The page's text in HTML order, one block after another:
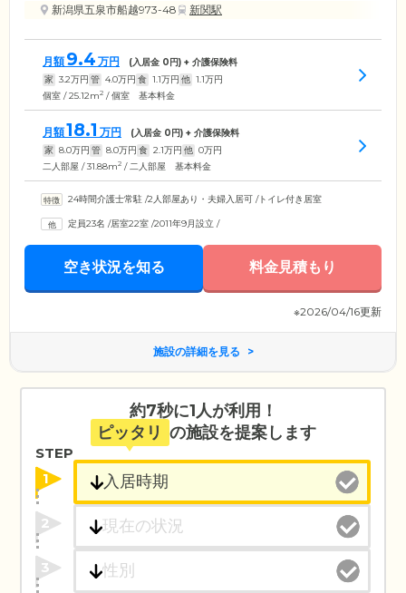
新潟県五泉市船越973-48
新関駅
月額 9.4 万円 (入居金 0円) + 介護保険料
家 3.2万円 管 4.0万円 食 1.1万円 他 1.1万円
個室 / 25.12m2 / 個室 基本料金
月額18.1 万円 (入居金 0円) + 介護保険料
家 8.0万円 管 8.0万円 食 2.1万円 他 0万円
二人部屋 / 31.88m2 / 二人部屋 基本料金
24時間介護士常駐 /2人部屋あり・夫婦入居可 /トイレ付き居室
定員23名 /居室22室 /2011年9月設立 /
空き状況を知る 料金見積もり
※2026/04/16更新
施設の詳細を見る
約7秒に1人が利用！
ピッタリ の施設を提案します
STEP
1
2
3